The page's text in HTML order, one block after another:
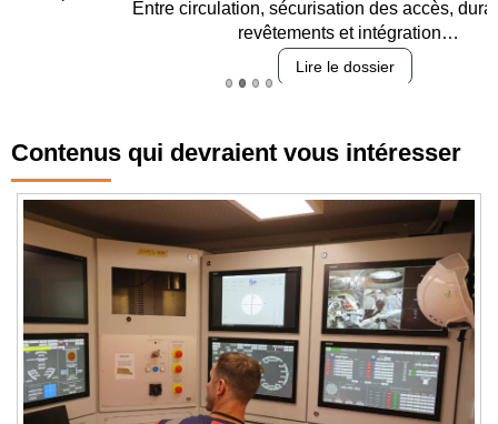
Entre circulation, sécurisation des accès, durabilité des
revêtements et intégration…
Contenus qui devraient vous intéresser